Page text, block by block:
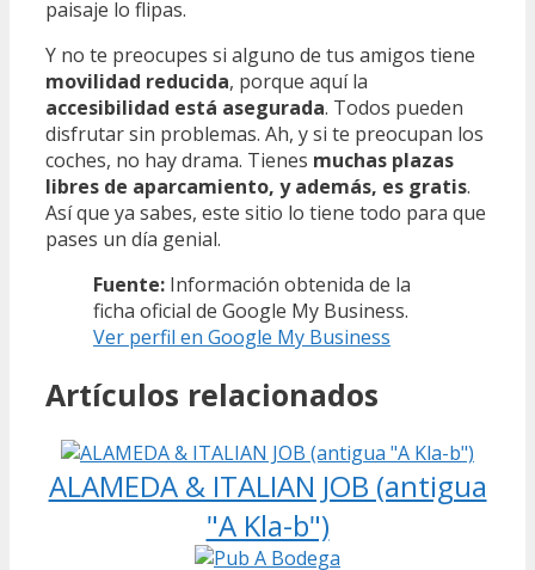
paisaje lo flipas.
Y no te preocupes si alguno de tus amigos tiene
movilidad reducida, porque aquí la
accesibilidad está asegurada. Todos pueden
disfrutar sin problemas. Ah, y si te preocupan los
coches, no hay drama. Tienes muchas plazas
libres de aparcamiento, y además, es gratis.
Así que ya sabes, este sitio lo tiene todo para que
pases un día genial.
Fuente: Información obtenida de la
ficha oficial de Google My Business.
Ver perfil en Google My Business
Artículos relacionados
ALAMEDA & ITALIAN JOB (antigua
"A Kla-b")